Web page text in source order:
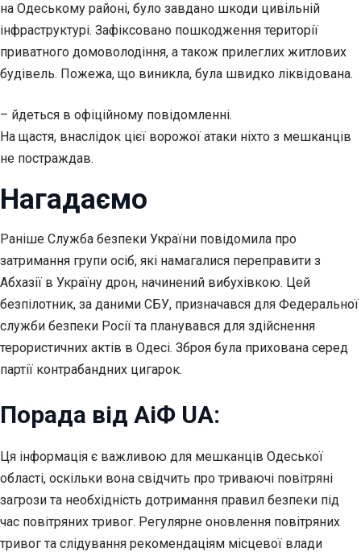
на Одеському районі, було завдано шкоди цивільній
інфраструктурі. Зафіксовано пошкодження території
приватного домоволодіння, а також прилеглих житлових
будівель. Пожежа, що виникла, була швидко ліквідована.
– йдеться в офіційному повідомленні.
На щастя, внаслідок цієї ворожої атаки ніхто з мешканців
не постраждав.
Нагадаємо
Раніше Служба безпеки України повідомила про
затримання групи осіб, які намагалися переправити з
Абхазії в Україну дрон, начинений вибухівкою. Цей
безпілотник, за даними СБУ, призначався для Федеральної
служби безпеки Росії та планувався для здійснення
терористичних актів в Одесі. Зброя була прихована серед
партії контрабандних цигарок.
Порада від АіФ UA:
Ця інформація є важливою для мешканців Одеської
області, оскільки вона свідчить про триваючі повітряні
загрози та необхідність дотримання правил безпеки під
час повітряних тривог. Регулярне оновлення повітряних
тривог та слідування рекомендаціям місцевої влади